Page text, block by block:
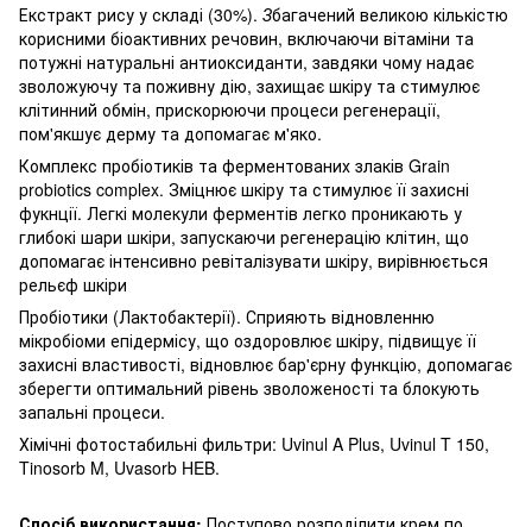
Екстракт рису у складі (30%). Збагачений великою кількістю
корисними біоактивних речовин, включаючи вітаміни та
потужні натуральні антиоксиданти, завдяки чому надає
зволожуючу та поживну дію, захищає шкіру та стимулює
клітинний обмін, прискорюючи процеси регенерації,
пом'якшує дерму та допомагає м'яко.
Комплекс пробіотиків та ферментованих злаків Grain
probiotics complex. Зміцнює шкіру та стимулює її захисні
фукнції. Легкі молекули ферментів легко проникають у
глибокі шари шкіри, запускаючи регенерацію клітин, що
допомагає інтенсивно ревіталізувати шкіру, вирівнюється
рельєф шкіри
Пробіотики (Лактобактерії). Сприяють відновленню
мікробіоми епідермісу, що оздоровлює шкіру, підвищує її
захисні властивості, відновлює бар'єрну функцію, допомагає
зберегти оптимальний рівень зволоженості та блокують
запальні процеси.
Хімічні фотостабильні фильтри: Uvinul A Plus, Uvinul T 150,
Tinosorb M, Uvasorb HEB.